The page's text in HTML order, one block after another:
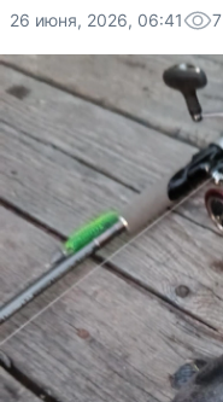
26 июня, 2026, 06:41 7